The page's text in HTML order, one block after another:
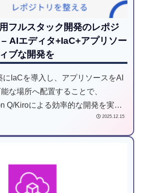
フルスタック開発のレポジ
ー
ブな開発を
IaCを導入し、アプリソースをAI
な場所へ配置することで、
Q/Kiroによる効率的な開発を実
録をMarkdown化し、情報をGitに集
2025.12.15